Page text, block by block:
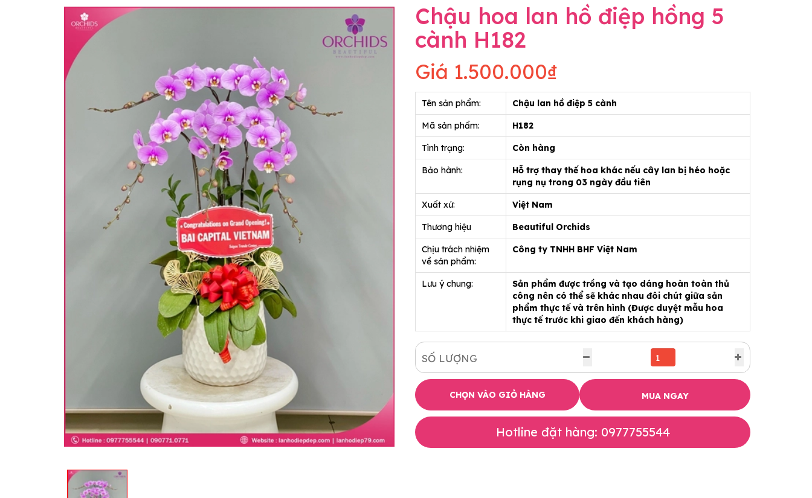
Chậu hoa lan hồ điệp hồng 5
cành H182
Giá 1.500.000₫
Tên sản phẩm: Chậu lan hồ điệp 5 cành
Mã sản phẩm: H182
Tình trạng: Còn hàng
Bảo hành:
Hỗ trợ thay thế hoa khác nếu cây lan bị héo hoặc
rụng nụ trong 03 ngày đầu tiên
Xuất xứ: Việt Nam
Thương hiệu Beautiful Orchids
Chịu trách nhiệm
về sản phẩm:
Công ty TNHH BHF Việt Nam
Lưu ý chung:
Sản phẩm được trồng và tạo dáng hoàn toàn thủ
công nên có thể sẽ khác nhau đôi chút giữa sản
phẩm thực tế và trên hình (Được duyệt mẫu hoa
thực tế trước khi giao đến khách hàng)
SỐ LƯỢNG
CHỌN VÀO GIỎ HÀNG MUA NGAY
Hotline đặt hàng: 0977755544